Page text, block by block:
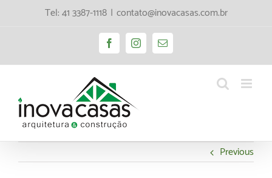
Tel: 41 3387-1118 | contato@inovacasas.com.br
Previous